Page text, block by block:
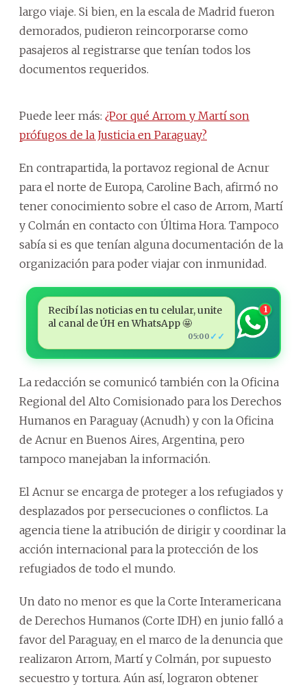
largo viaje. Si bien, en la escala de Madrid fueron
demorados, pudieron reincorporarse como
pasajeros al registrarse que tenían todos los
documentos requeridos.
Puede leer más: ¿Por qué Arrom y Martí son
prófugos de la Justicia en Paraguay?
En contrapartida, la portavoz regional de Acnur
para el norte de Europa, Caroline Bach, afirmó no
tener conocimiento sobre el caso de Arrom, Martí
y Colmán en contacto con Última Hora. Tampoco
sabía si es que tenían alguna documentación de la
organización para poder viajar con inmunidad.
Recibí las noticias en tu celular, unite
al canal de ÚH en WhatsApp 🤩
05:00 ✓✓
1
La redacción se comunicó también con la Oficina
Regional del Alto Comisionado para los Derechos
Humanos en Paraguay (Acnudh) y con la Oficina
de Acnur en Buenos Aires, Argentina, pero
tampoco manejaban la información.
El Acnur se encarga de proteger a los refugiados y
desplazados por persecuciones o conflictos. La
agencia tiene la atribución de dirigir y coordinar la
acción internacional para la protección de los
refugiados de todo el mundo.
Un dato no menor es que la Corte Interamericana
de Derechos Humanos (Corte IDH) en junio falló a
favor del Paraguay, en el marco de la denuncia que
realizaron Arrom, Martí y Colmán, por supuesto
secuestro y tortura. Aún así, lograron obtener